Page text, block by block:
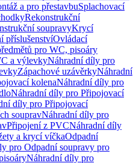
a pro přestavbuSplachovací
Rekonstrukční
soupravyKrycí
příslušenstvíOvládací
pro WC, pisoáry
a výlevkyNáhradní díly pro
Zápachové uzávěrkyNáhradní
kolenaNáhradní díly pro
Náhradní díly pro Připojovací
díly pro Připojovací
soupravNáhradní díly pro
Připojení z PVCNáhradní díly
a krycí víčkaOdpadní
pro Odpadní soupravy pro
Náhradní díly pro